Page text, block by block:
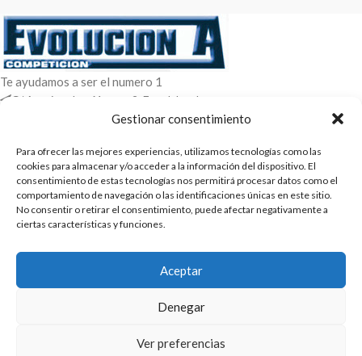
Gestionar consentimiento
Para ofrecer las mejores experiencias, utilizamos tecnologías como las
cookies para almacenar y/o acceder a la información del dispositivo. El
consentimiento de estas tecnologías nos permitirá procesar datos como el
comportamiento de navegación o las identificaciones únicas en este sitio.
No consentir o retirar el consentimiento, puede afectar negativamente a
ciertas características y funciones.
Aceptar
Denegar
Ver preferencias
Te ayudamos a ser el numero 1
C/ Arquimedes 61 nave 2. Fuenlabrada
WhatsApp +34 670604426
ENTRADAS RECIENTES
POLÍTICAS
2025 | Evolucion-A Competicion: Fabricación y distribución,
comercialización de repuestos para automóvil